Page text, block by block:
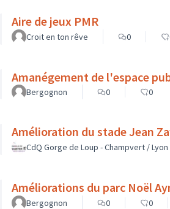
Aire de jeux PMR
Croit en ton rêve 0
Amanégement de l'espace
Bergognon 0 0
Amélioration du stade Jean
CdQ Gorge de Loup - Champvert / Lyon
Améliorations du parc Noël
Bergognon 0 0